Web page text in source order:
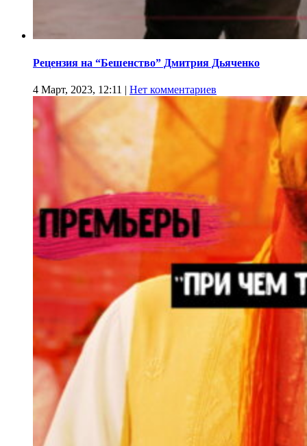
Рецензия на “Бешенство” Дмитрия Дьяченко
4 Март, 2023, 12:11 | Нет комментариев